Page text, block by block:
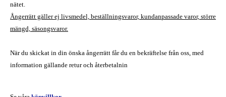
nätet.
Ångerrätt gäller ej livsmedel, beställningsvaror, kundanpassade varor, större
mängd, säsongsvaror.
När du skickat in din önska ångerrätt får du en bekräftelse från oss, med
information gällande retur och återbetalnin